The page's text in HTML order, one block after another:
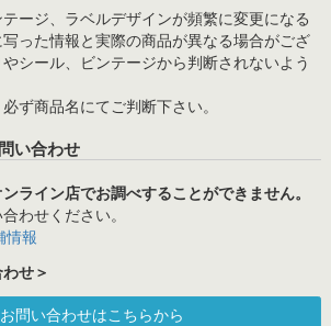
ージ、ラベルデザインが頻繁に変更になる
った情報と実際の商品が異なる場合がござ
シール、ビンテージから判断されないよう
ず商品名にてご判断下さい。
い合わせ
ライン店でお調べすることができません。
わせください。
報
せ＞
問い合わせはこちらから